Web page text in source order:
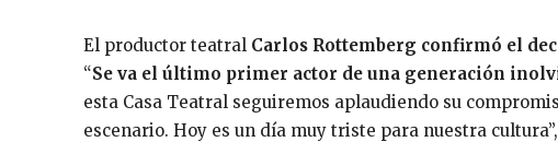
El productor teatral Carlos Rottemberg confirmó el
“Se va el último primer actor de una generación
esta Casa Teatral seguiremos aplaudiendo su
escenario. Hoy es un día muy triste para nuestra